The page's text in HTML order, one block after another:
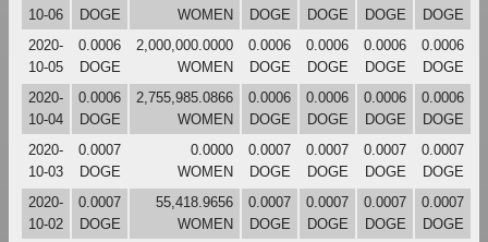
10-06
DOGE
WOMEN
DOGE
DOGE
DOGE
DOGE
2020-
10-05
0.0006
DOGE
2,000,000.0000
WOMEN
0.0006
DOGE
0.0006
DOGE
0.0006
DOGE
0.0006
DOGE
2020-
10-04
0.0006
DOGE
2,755,985.0866
WOMEN
0.0006
DOGE
0.0006
DOGE
0.0006
DOGE
0.0006
DOGE
2020-
10-03
0.0007
DOGE
0.0000
WOMEN
0.0007
DOGE
0.0007
DOGE
0.0007
DOGE
0.0007
DOGE
2020-
10-02
0.0007
DOGE
55,418.9656
WOMEN
0.0007
DOGE
0.0007
DOGE
0.0007
DOGE
0.0007
DOGE